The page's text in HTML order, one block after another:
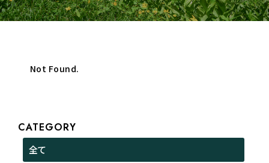
Not Found.
CATEGORY
全て